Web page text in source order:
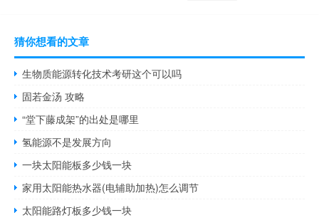
猜你想看的文章
生物质能源转化技术考研这个可以吗
固若金汤 攻略
“堂下藤成架”的出处是哪里
氢能源不是发展方向
一块太阳能板多少钱一块
家用太阳能热水器(电辅助加热)怎么调节
太阳能路灯板多少钱一块